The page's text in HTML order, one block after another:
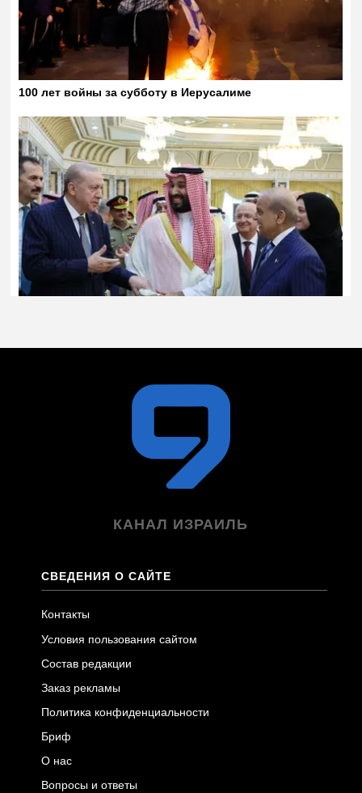
КАНАЛ ИЗРАИЛЬ
СВЕДЕНИЯ О САЙТЕ
Контакты
Условия пользования сайтом
Состав редакции
Заказ рекламы
Политика конфиденциальности
Бриф
О нас
Вопросы и ответы